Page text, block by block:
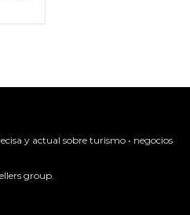
y actual sobre turismo • negocios
group.